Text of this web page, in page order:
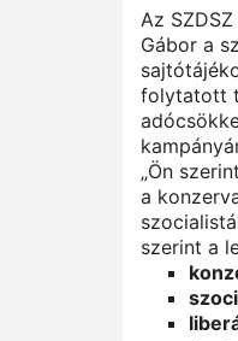
Az
Gábor a
folytatott
„Ön
a
szerint a